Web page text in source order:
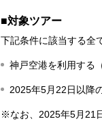
■対象ツアー
下記条件に該当する全
神戸空港を利用する
2025年5月22日以降
※なお、2025年5月21